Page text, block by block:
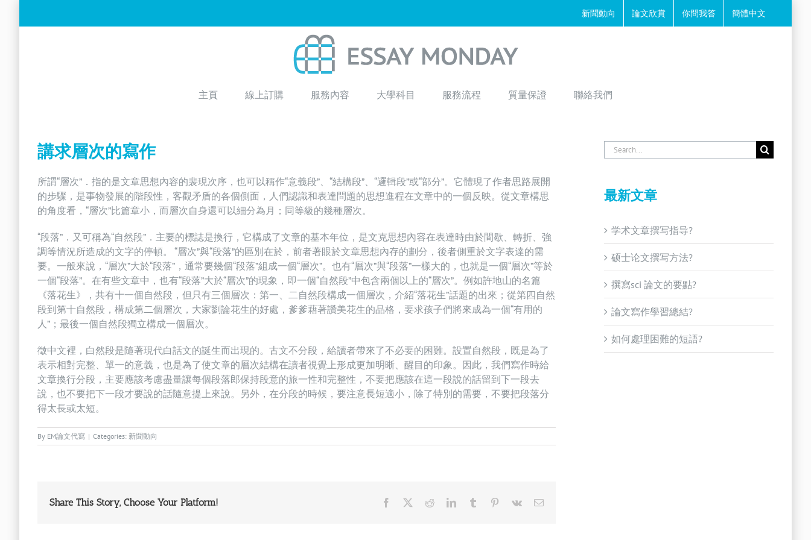
新聞動向 論文欣賞 你問我答 簡體中文
主頁 線上訂購 服務內容 大學科目 服務流程 質量保證 聯絡我們
講求層次的寫作
所謂“層次”．指的是文章思想內容的裴現次序，也可以稱作“意義段”、“結構段”、“邏輯段”或“部分”。它體現了作者思路展開
的步驟，是事物發展的階段性，客觀矛盾的各個側面，人們認識和表達問題的思想進程在文章中的一個反映。從文章構思
的角度看，“層次”比篇章小，而層次自身還可以細分為月；同等級的幾種層次。
“段落”．又可稱為“自然段”．主要的標誌是換行，它構成了文章的基本年位，是文克思想內容在表達時由於間歇、轉折、強
調等情況所造成的文字的停頓。 “層次”與“段落”的區別在於，前者著眼於文章思想內存的劃分，後者側重於文字表達的需
要。一般來說，“層次”大於“段落”，通常要幾個“段落”組成一個“層次”。也有“層次”與“段落”一樣大的，也就是一個“層次”等於
一個“段落”。在有些文章中，也有“段落”大於“層次”的現象，即一個“自然段”中包含兩個以上的“層次”。例如許地山的名篇
《落花生》，共有十一個自然段，但只有三個層次：第一、二自然段構成一個層次，介紹“落花生”話題的出來；從第四自然
段到第十自然段，構成第二個層次，大家劉論花生的好處，爹爹藉著讚美花生的品格，要求孩子們將來成為一個“有用的
人”；最後一個自然段獨立構成一個層次。
徵中文裡，白然段是隨著現代白話文的誕生而出現的。古文不分段，給讀者帶來了不必要的困難。設置自然段，既是為了
表示相對完整、單一的意義，也是為了使文章的層次結構在讀者視覺上形成更加明晰、醒目的印象。因此，我們寫作時給
文章換行分段，主要應該考慮盡量讓每個段落郎保持段意的旅一性和完整性，不要把應該在這一段說的話留到下一段去
說，也不要把下一段才要說的話隨意提上來說。另外，在分段的時候，要注意長短適小，除了特別的需要，不要把段落分
得太長或太短。
By EM論文代寫 | Categories: 新聞動向
Share This Story, Choose Your Platform! Facebook RedditLinkedInTumblr Pinterest
Vk Email
Search
for:
最新文章
学术文章撰写指导?
硕士论文撰写方法?
撰寫sci 論文的要點?
論文寫作學習總結?
如何處理困難的短語?